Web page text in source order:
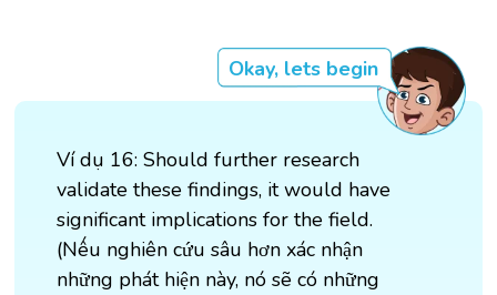
Okay, lets begin
Ví dụ 16: Should further research
validate these findings, it would have
significant implications for the field.
(Nếu nghiên cứu sâu hơn xác nhận
những phát hiện này, nó sẽ có những